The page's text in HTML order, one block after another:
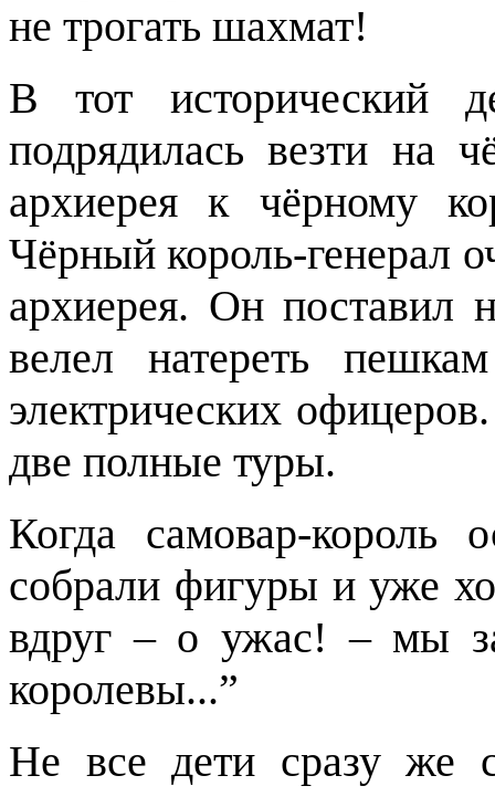
не трогать шахмат!
В тот исторический
подрядилась везти на
архиерея к чёрному
Чёрный король-генерал
архиерея. Он поставил
велел натереть
электрических
две полные туры.
Когда самовар-
собрали фигуры и уже
вдруг – о ужас! – мы
королевы...”
Не все дети сразу же